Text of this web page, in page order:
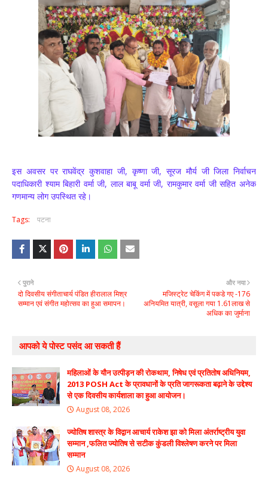
इस अवसर पर राघवेंद्र कुशवाहा जी, कृष्णा जी, सूरज मौर्य जी जिला निर्वाचन
पदाधिकारी श्याम बिहारी वर्मा जी, लाल बाबू वर्मा जी, रामकुमार वर्मा जी सहित अनेक
गणमान्य लोग उपस्थित रहे।
Tags: पटना
और नया
मजिस्ट्रेट चेकिंग में पकडे गए -176
अनियमित यात्री, वसूला गया 1.61लाख से
अधिक का जुर्माना
पुराने
दो दिवसीय संगीताचार्य पंडित हीरालाल मिश्र
सम्मान एवं संगीत महोत्सव का हुआ समापन।
आपको ये पोस्ट पसंद आ सकती हैं
महिलाओं के यौन उत्पीड़न की रोकथाम, निषेध एवं प्रतितोष अधिनियम,
2013 POSH Act के प्रावधानों के प्रति जागरूकता बढ़ाने के उद्देश्य
से एक दिवसीय कार्यशाला का हुआ आयोजन।
August 08, 2026
ज्योतिष शास्त्र के विद्वान आचार्य राकेश झा को मिला अंतर्राष्ट्रीय युवा
सम्मान ,फलित ज्योतिष से सटीक कुंडली विश्लेषण करने पर मिला
सम्मान
August 08, 2026